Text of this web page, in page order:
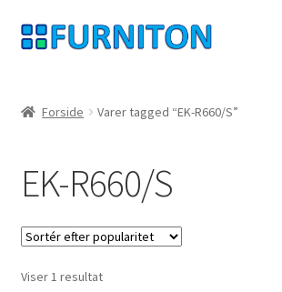
Spring
til
Spring
til
privatliv
fortrydelsesret
Kontakt
Forside Varer tagged “EK-R660/S”
EK-R660/S
Viser 1 resultat